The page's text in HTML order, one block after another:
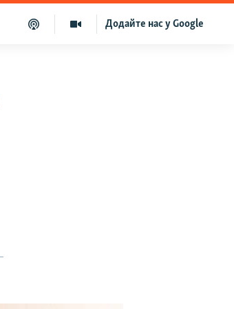
Додайте нас у Google